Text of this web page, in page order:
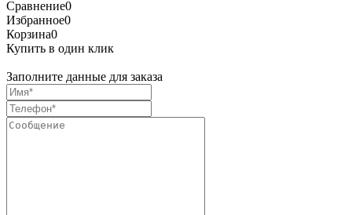
Сравнение0
Избранное0
Корзина0
Купить в один клик
Заполните данные для заказа